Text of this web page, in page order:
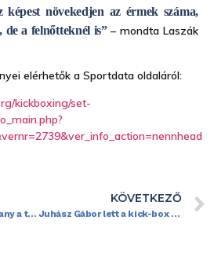
képest növekedjen az érmek száma,
de a felnőtteknél is”– mondta Laszák
elérhetők a Sportdata oldaláról:
kickboxing/set-
Bumba Mason: négy arany a törökországi kick-box világkupán
KÖVETKEZŐ
Juhász Gábor lett a kick-box szövetség új elnöke